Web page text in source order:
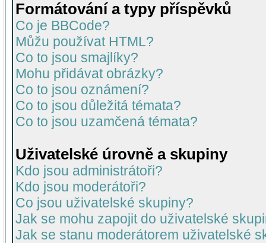
Formátování a typy příspěvků
Co je BBCode?
Můžu používat HTML?
Co to jsou smajlíky?
Mohu přidávat obrázky?
Co to jsou oznámení?
Co to jsou důležitá témata?
Co to jsou uzamčená témata?
Uživatelské úrovně a skupiny
Kdo jsou administrátoři?
Kdo jsou moderátoři?
Co jsou uživatelské skupiny?
Jak se mohu zapojit do uživatelské
Jak se stanu moderátorem uživatelské